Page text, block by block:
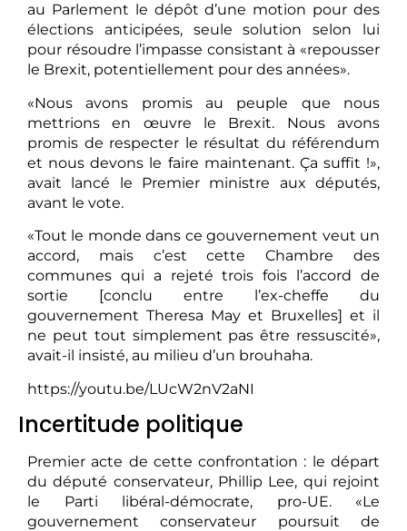
au Parlement le dépôt d’une motion pour des
élections anticipées, seule solution selon lui
pour résoudre l’impasse consistant à «repousser
le Brexit, potentiellement pour des années».
«Nous avons promis au peuple que nous
mettrions en œuvre le Brexit. Nous avons
promis de respecter le résultat du référendum
et nous devons le faire maintenant. Ça suffit !»,
avait lancé le Premier ministre aux députés,
avant le vote.
«Tout le monde dans ce gouvernement veut un
accord, mais c’est cette Chambre des
communes qui a rejeté trois fois l’accord de
sortie [conclu entre l’ex-cheffe du
gouvernement Theresa May et Bruxelles] et il
ne peut tout simplement pas être ressuscité»,
avait-il insisté, au milieu d’un brouhaha.
https://youtu.be/LUcW2nV2aNI
Incertitude politique
Premier acte de cette confrontation : le départ
du député conservateur, Phillip Lee, qui rejoint
le Parti libéral-démocrate, pro-UE. «Le
gouvernement conservateur poursuit de